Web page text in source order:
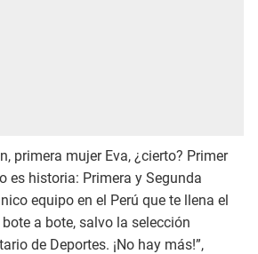
primera mujer Eva, ¿cierto? Primer
es historia: Primera y Segunda
equipo en el Perú que te llena el
a bote, salvo la selección
de Deportes. ¡No hay más!”,